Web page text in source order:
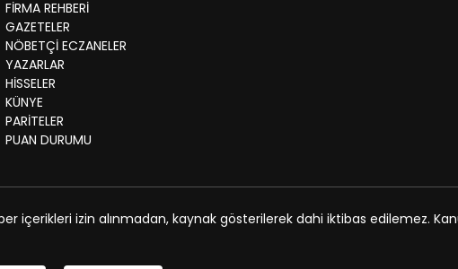
FİRMA REHBERİ
GAZETELER
NÖBETÇİ ECZANELER
YAZARLAR
HİSSELER
KÜNYE
PARİTELER
PUAN DURUMU
içerikleri izin alınmadan, kaynak gösterilerek dahi iktibas edilemez.